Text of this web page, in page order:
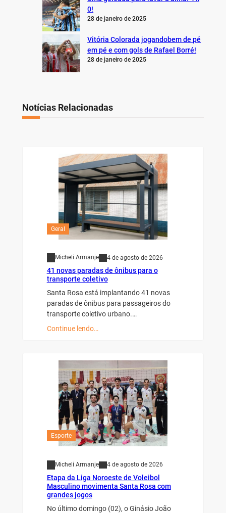
0!
28 de janeiro de 2025
Vitória Colorada jogandobem de pé
em pé e com gols de Rafael Borré!
28 de janeiro de 2025
Notícias Relacionadas
Geral
Micheli Armanje 4 de agosto de 2026
41 novas paradas de ônibus para o
transporte coletivo
Santa Rosa está implantando 41 novas
paradas de ônibus para passageiros do
transporte coletivo urbano.…
Continue lendo…
Esporte
Micheli Armanje 4 de agosto de 2026
Etapa da Liga Noroeste de Voleibol
Masculino movimenta Santa Rosa com
grandes jogos
No último domingo (02), o Ginásio João